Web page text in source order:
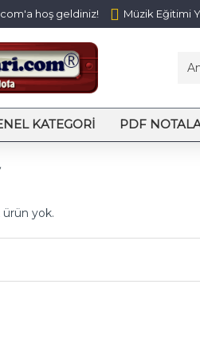
hoş geldiniz! Müzik Eğitimi
KATEGORI PDF
yok.